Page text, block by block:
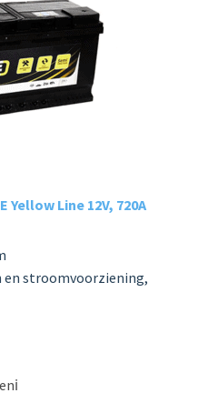
Yellow Line 12V, 720A
stroomvoorziening,
ℹ️